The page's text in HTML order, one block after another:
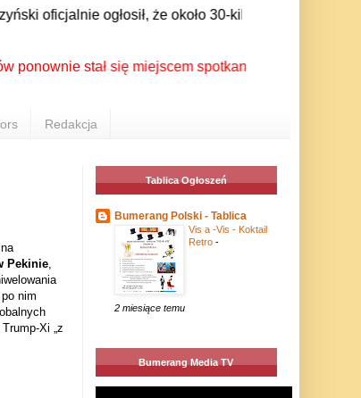
oficjalnie ogłosił, że około 30-kilku posłów
stał się miejscem spotkania Polonii z
Redakcja
Pekinie,
nim
Xi „z
Tablica Ogłoszeń
Bumerang Polski - Tablica
Vis a -Vis - Koktail
Retro -
2 miesiące temu
Bumerang Media TV